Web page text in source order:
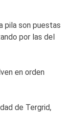
pila son puestas
por las del
en orden
de Tergrid,